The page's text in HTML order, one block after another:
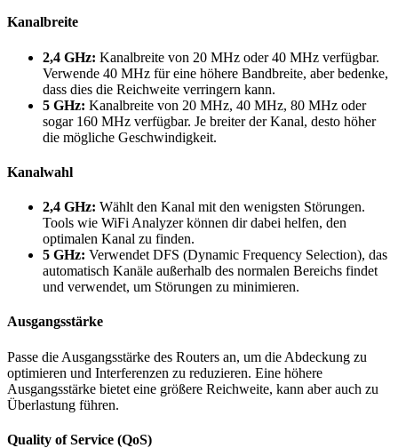
Kanalbreite
2,4 GHz: Kanalbreite von 20 MHz oder 40 MHz verfügbar.
Verwende 40 MHz für eine höhere Bandbreite, aber bedenke,
dass dies die Reichweite verringern kann.
5 GHz: Kanalbreite von 20 MHz, 40 MHz, 80 MHz oder
sogar 160 MHz verfügbar. Je breiter der Kanal, desto höher
die mögliche Geschwindigkeit.
Kanalwahl
2,4 GHz: Wählt den Kanal mit den wenigsten Störungen.
Tools wie WiFi Analyzer können dir dabei helfen, den
optimalen Kanal zu finden.
5 GHz: Verwendet DFS (Dynamic Frequency Selection), das
automatisch Kanäle außerhalb des normalen Bereichs findet
und verwendet, um Störungen zu minimieren.
Ausgangsstärke
Passe die Ausgangsstärke des Routers an, um die Abdeckung zu
optimieren und Interferenzen zu reduzieren. Eine höhere
Ausgangsstärke bietet eine größere Reichweite, kann aber auch zu
Überlastung führen.
Quality of Service (QoS)